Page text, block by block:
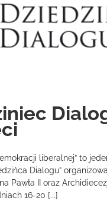
liberalnej” to
Dialogu”
Pawła II oraz
16-20 [...]